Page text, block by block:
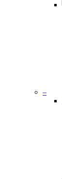
–